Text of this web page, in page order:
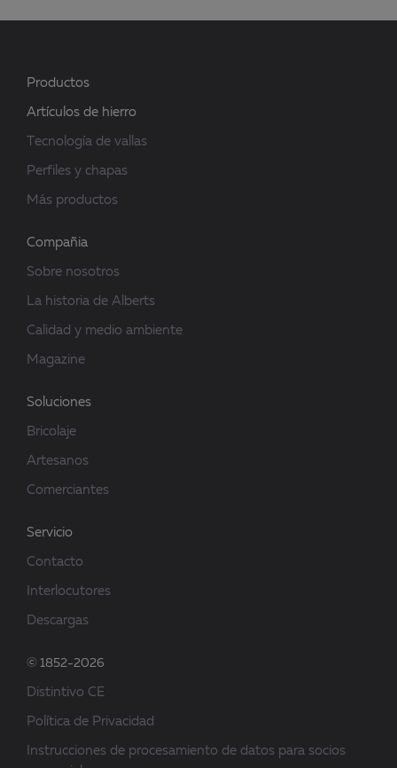
Productos
Artículos de hierro
Tecnología de vallas
Perfiles y chapas
Más productos
Compañia
Sobre nosotros
La historia de Alberts
Calidad y medio ambiente
Magazine
Soluciones
Bricolaje
Artesanos
Comerciantes
Servicio
Contacto
Interlocutores
Descargas
© 1852-2026
Distintivo CE
Política de Privacidad
Instrucciones de procesamiento de datos para socios